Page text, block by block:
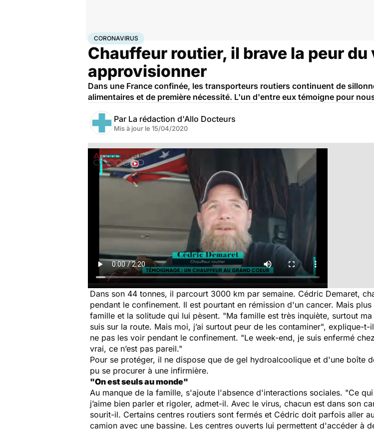
AccueilSantéMaladies
CORONAVIRUS
Chauffeur routier, il brave la peur
approvisionner
Dans une France confinée, les transporteurs routiers continuent de
alimentaires et de première nécessité. L'un d'entre eux témoigne pour
Par La rédaction d'Allo Docteurs
Mis à jour le 15/04/2020
Dans son 44 tonnes, il parcourt 3000 km par semaine. Cédric Demaret,
pendant le confinement. Il est pourtant en rémission d'un cancer. Mais
famille et la solitude qui lui pèsent. "Ma famille est très inquiète, surtout
suis sur la route. Mais moi, j’ai surtout peur de les contaminer", explique-
ne pas les voir pendant le confinement. "Le week-end, je suis enfermé
vrai, ce n’est pas pareil."
Pour se protéger, il ne dispose que de gel hydroalcoolique et d'une boîte
pu se procurer à une infirmière.
"On est seuls au monde"
Au manque de la famille, s'ajoute l'absence d'interactions sociales. "Ce
j’aime bien parler et rigoler, admet-il. Avec le virus, chacun est dans son
sourit-il. Certains centres routiers sont fermés et Cédric doit parfois aller
camion avec une bassine. Les centres ouverts lui permettent d'accéder à